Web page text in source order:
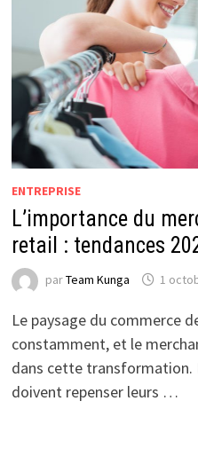
ENTREPRISE
L’importance du
retail : tendances
parTeam Kunga 1
Le paysage du commerce
constamment, et le
dans cette transformation.
doivent repenser leurs …